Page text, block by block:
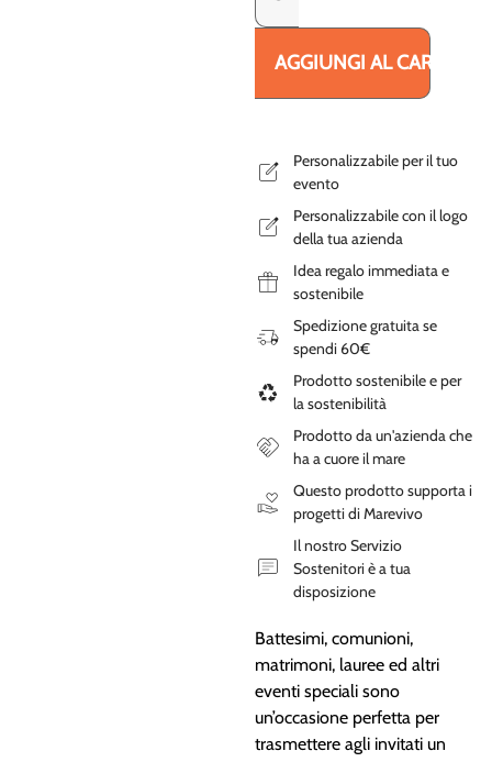
AGGIUNGI AL CARRELLO
Personalizzabile per il tuo
evento
Personalizzabile con il logo
della tua azienda
Idea regalo immediata e
sostenibile
Spedizione gratuita se
spendi 60€
Prodotto sostenibile e per
la sostenibilità
Prodotto da un'azienda che
ha a cuore il mare
Questo prodotto supporta i
progetti di Marevivo
Il nostro Servizio
Sostenitori è a tua
disposizione
Battesimi, comunioni,
matrimoni, lauree ed altri
eventi speciali sono
un’occasione perfetta per
trasmettere agli invitati un